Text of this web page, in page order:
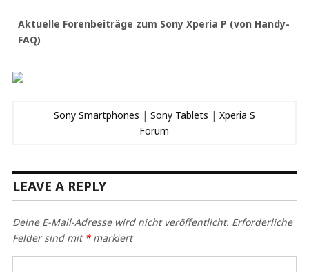
Aktuelle Forenbeiträge zum Sony Xperia P (von Handy-
FAQ)
Sony Smartphones | Sony Tablets | Xperia S
Forum
LEAVE A REPLY
Deine E-Mail-Adresse wird nicht veröffentlicht. Erforderliche
Felder sind mit *markiert